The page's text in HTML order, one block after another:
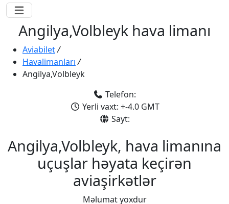
Angilya,Volbleyk hava limanı
Aviabilet/
Havalimanları /
Angilya,Volbleyk
Telefon:
Yerli vaxt: +-4.0 GMT
Sayt:
Angilya,Volbleyk, hava limanına
uçuşlar həyata keçirən
aviaşirkətlər
Məlumat yoxdur